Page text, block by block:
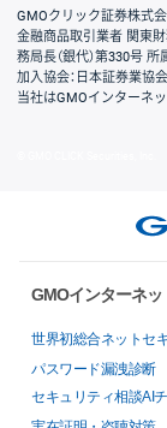
GMOクリック証券株式
金融商品取引業者 関東
務局長（銀代）第330号
加入協会：日本証券業協
当社はGMOインターネッ
GMOインターネ
世界初総合ネットセ
パスワード漏洩診断
セキュリティ相談AI